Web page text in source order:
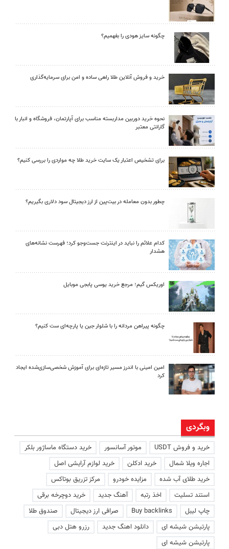
چگونه سایز هودی را بفهمیم؟
خرید و فروش آنلاین طلا راهی ساده و امن برای سرمایه‌گذاری
نحوه خرید دوربین مداربسته مناسب برای آپارتمان، فروشگاه و انبار با
گارانتی معتبر
برای تشخیص اعتبار یک سایت خرید طلا چه مواردی را بررسی کنیم؟
چطور بدون معامله در بیت‌پین از ارز دیجیتال سود دلاری بگیریم؟
کدام علائم را نباید در اینترنت جست‌وجو کرد؛ فهرست نشانه‌های
هشدار
اوریکس گیم؛ مرجع خرید یوسی پابجی موبایل
چگونه پیراهن مردانه را با شلوار جین یا پارچه‌ای ست کنیم؟
امین امینی با اندرز مسیر تازه‌ای برای آموزش شخصی‌سازی‌شده ایجاد
کرد
وبگردی
خرید و فروش USDT موتور آسانسور
خرید دستگاه ماساژور بلکر
اجاره ویلا شمال
خرید ادکلن
خرید لوازم آرایشی اصل
خرید طلای آب شده
مزایده خودرو
مرکز تزریق بوتاکس
استند تسلیت
اخذ رتبه آهنگ جدید
خرید دوچرخه برقی
چاپ لیبل
Buy backlinks صرافی ارز دیجیتال
صندوق طلا
پارتیشن شیشه ای
دانلود اهنگ جدید
رزرو هتل دبی
پارتیشن شیشه ای